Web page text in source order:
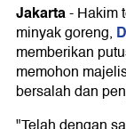
Jakarta-Hakim
minyak goreng,
memberikan
memohon
bersalah dan